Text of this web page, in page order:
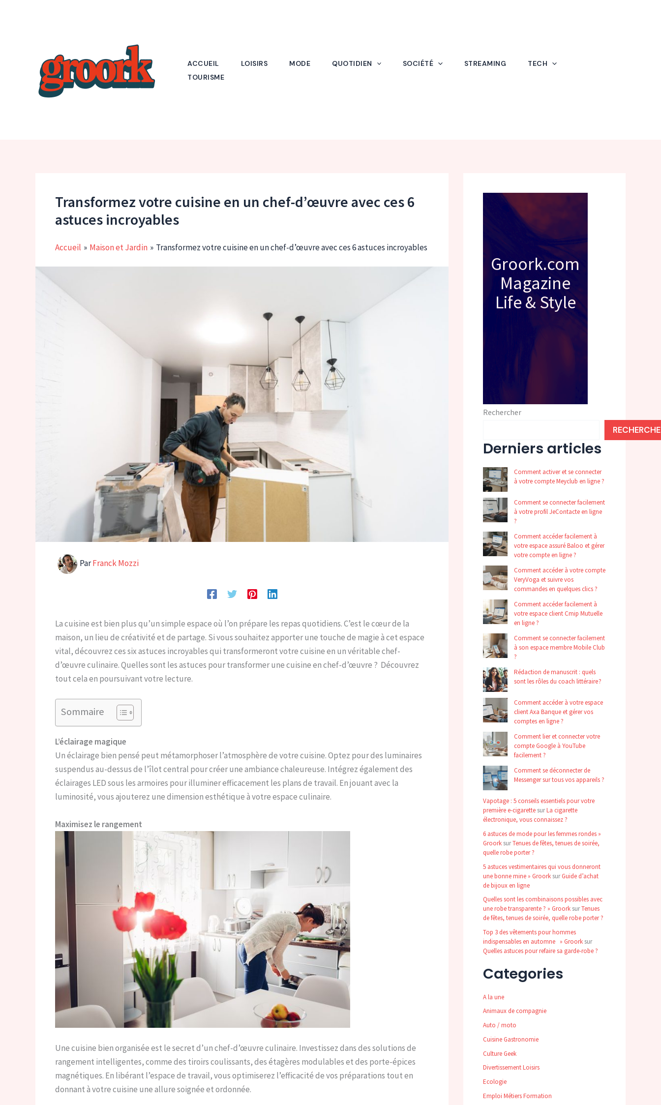
ACCUEIL LOISIRS MODE QUOTIDIEN SOCIÉTÉ STREAMING
TECH
TOURISME
Transformez votre cuisine en un chef-d’œuvre avec ces 6
astuces incroyables
Accueil Maison et Jardin Transformez votre cuisine en un chef-d’œuvre avec ces 6 astuces incroyables
ParFranck Mozzi
La cuisine est bien plus qu’un simple espace où l’on prépare les repas quotidiens. C’est le cœur de la
maison, un lieu de créativité et de partage. Si vous souhaitez apporter une touche de magie à cet espace
vital, découvrez ces six astuces incroyables qui transformeront votre cuisine en un véritable chef-
d’œuvre culinaire. Quelles sont les astuces pour transformer une cuisine en chef-d’œuvre ? Découvrez
tout cela en poursuivant votre lecture.
Sommaire
L’éclairage magique
Un éclairage bien pensé peut métamorphoser l’atmosphère de votre cuisine. Optez pour des luminaires
suspendus au-dessus de l’îlot central pour créer une ambiance chaleureuse. Intégrez également des
éclairages LED sous les armoires pour illuminer efficacement les plans de travail. En jouant avec la
luminosité, vous ajouterez une dimension esthétique à votre espace culinaire.
Maximisez le rangement
Une cuisine bien organisée est le secret d’un chef-d’œuvre culinaire. Investissez dans des solutions de
rangement intelligentes, comme des tiroirs coulissants, des étagères modulables et des porte-épices
magnétiques. En libérant l’espace de travail, vous optimiserez l’efficacité de vos préparations tout en
donnant à votre cuisine une allure soignée et ordonnée.
Groork.com
Magazine
Life & Style
Rechercher
Derniers articles
Comment activer et se connecter
à votre compte Meyclub en ligne ?
Comment se connecter facilement
à votre profil JeContacte en ligne
?
Comment accéder facilement à
votre espace assuré Baloo et gérer
votre compte en ligne ?
Comment accéder à votre compte
VeryVoga et suivre vos
commandes en quelques clics ?
Comment accéder facilement à
votre espace client Cmip Mutuelle
en ligne ?
Comment se connecter facilement
à son espace membre Mobile Club
?
Rédaction de manuscrit : quels
sont les rôles du coach littéraire ?
Comment accéder à votre espace
client Axa Banque et gérer vos
comptes en ligne ?
Comment lier et connecter votre
compte Google à YouTube
facilement ?
Comment se déconnecter de
Messenger sur tous vos appareils ?
Vapotage : 5 conseils essentiels pour votre
première e-cigarette surLa cigarette
électronique, vous connaissez ?
6 astuces de mode pour les femmes rondes »
Groork surTenues de fêtes, tenues de soirée,
quelle robe porter ?
5 astuces vestimentaires qui vous donneront
une bonne mine » Groork surGuide d’achat
de bijoux en ligne
Quelles sont les combinaisons possibles avec
une robe transparente ? » Groork surTenues
de fêtes, tenues de soirée, quelle robe porter ?
Top 3 des vêtements pour hommes
indispensables en automne » Groork sur
Quelles astuces pour refaire sa garde-robe ?
Categories
A la une
Animaux de compagnie
Auto / moto
Cuisine Gastronomie
Culture Geek
Divertissement Loisirs
Ecologie
Emploi Métiers Formation